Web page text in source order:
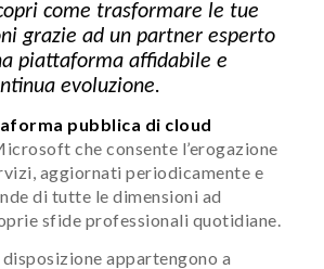
come trasformare le tue
grazie ad un partner esperto
piattaforma affidabile e
evoluzione.
pubblica di cloud
che consente l’erogazione
aggiornati periodicamente e
di tutte le dimensioni ad
sfide professionali quotidiane.
appartengono a